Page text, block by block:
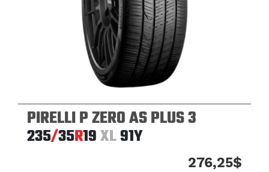
PIRELLI P ZERO AS PLUS 3
235/35R19XL91Y
276,25$